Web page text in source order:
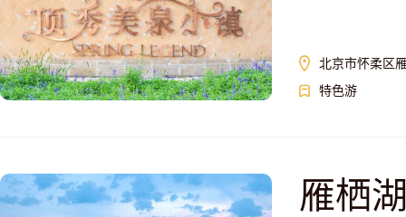
北京市怀柔区
特色游
雁栖